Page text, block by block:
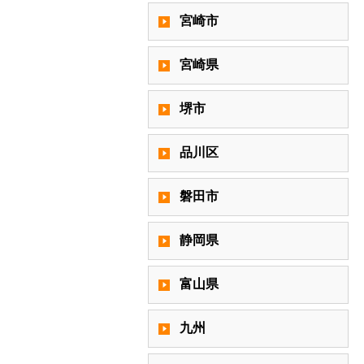
宮崎市
宮崎県
堺市
品川区
磐田市
静岡県
富山県
九州